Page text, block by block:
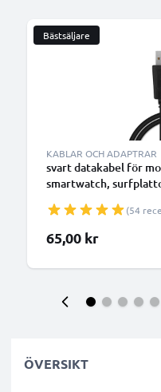
Bästsäljare
KABLAR OCH ADAPTRAR
svart datakabel för
smartwatch,
sladd
(54
65,00 kr
ÖVERSIKT